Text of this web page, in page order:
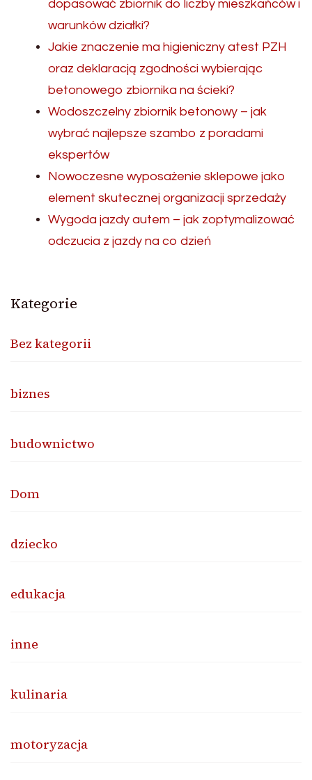
dopasować zbiornik do liczby mieszkańców i
warunków działki?
Jakie znaczenie ma higieniczny atest PZH
oraz deklaracją zgodności wybierając
betonowego zbiornika na ścieki?
Wodoszczelny zbiornik betonowy – jak
wybrać najlepsze szambo z poradami
ekspertów
Nowoczesne wyposażenie sklepowe jako
element skutecznej organizacji sprzedaży
Wygoda jazdy autem – jak zoptymalizować
odczucia z jazdy na co dzień
Kategorie
Bez kategorii
biznes
budownictwo
Dom
dziecko
edukacja
inne
kulinaria
motoryzacja